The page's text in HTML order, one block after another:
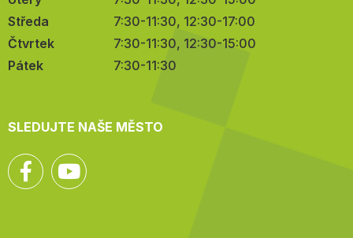
Středa
7:30-11:30, 12:30-17:00
Čtvrtek
7:30-11:30, 12:30-15:00
Pátek
7:30-11:30
SLEDUJTE NAŠE MĚSTO
Facebook